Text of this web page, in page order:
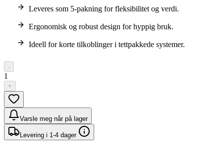
Leveres som 5-pakning for fleksibilitet og verdi.
Ergonomisk og robust design for hyppig bruk.
Ideell for korte tilkoblinger i tettpakkede systemer.
-
1
+
Varsle meg når på lager
Levering i 1-4 dager